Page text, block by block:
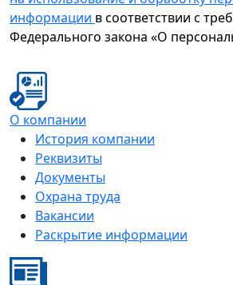
информации в соответствии с
Федерального закона «О
О компании
История компании
Реквизиты
Документы
Охрана труда
Вакансии
Раскрытие информации